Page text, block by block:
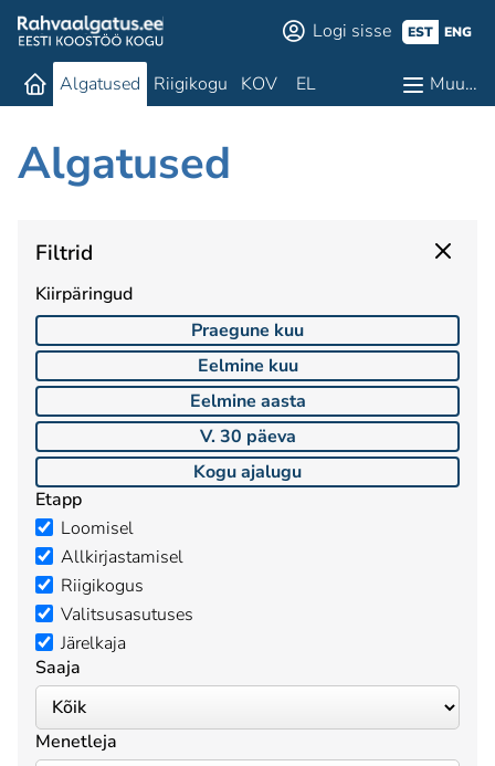
Logi sisse EST ENG
Algatused Riigikogu KOV EL Muu…
Algatused
Filtrid
Kiirpäringud
Praegune kuu
Eelmine kuu
Eelmine aasta
V. 30 päeva
Kogu ajalugu
Etapp
Loomisel
Allkirjastamisel
Riigikogus
Valitsusasutuses
Järelkaja
Saaja
Menetleja